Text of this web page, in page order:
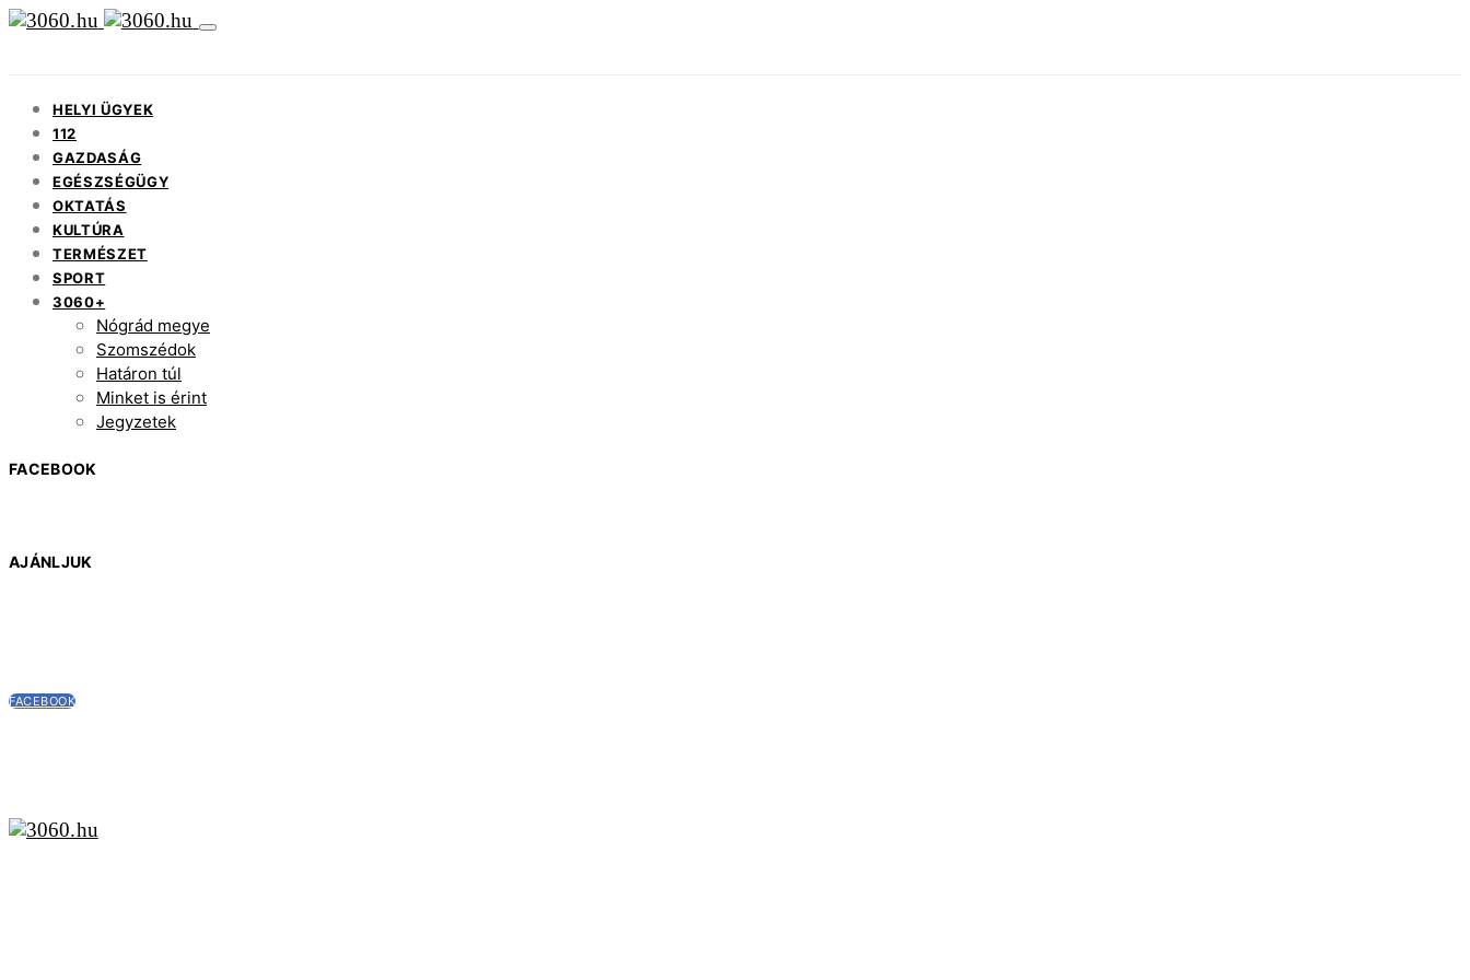
HELYI ÜGYEK
112
GAZDASÁG
EGÉSZSÉGÜGY
OKTATÁS
KULTÚRA
TERMÉSZET
SPORT
3060+
Nógrád megye
Szomszédok
Határon túl
Minket is érint
Jegyzetek
FACEBOOK
AJÁNLJUK
FACEBOOK